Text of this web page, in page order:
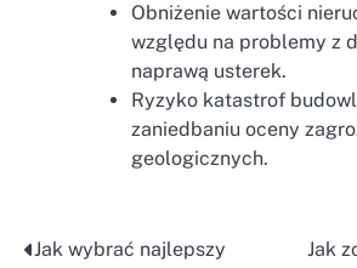
Obniżenie wartości
względu na problemy z
naprawą usterek.
Ryzyko katastrof
zaniedbaniu oceny
geologicznych.
Nawigacja
Jak wybrać najlepszy
Jak